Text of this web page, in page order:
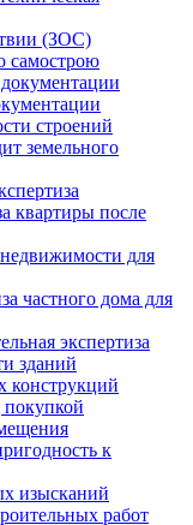
(ЗОС)
самострою
строений
земельного
квартиры после
для
частного дома для
экспертиза
зданий
конструкций
покупкой
к
изысканий
работ